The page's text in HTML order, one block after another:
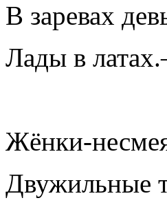
В заревах
Лады в
Жёнки-
Двужильные